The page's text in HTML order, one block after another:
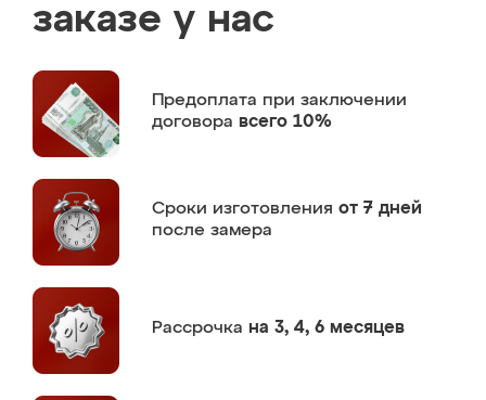
заказе у нас
Предоплата при заключении
договора всего 10%
Сроки изготовления от 7 дней
после замера
Рассрочка на 3, 4, 6 месяцев